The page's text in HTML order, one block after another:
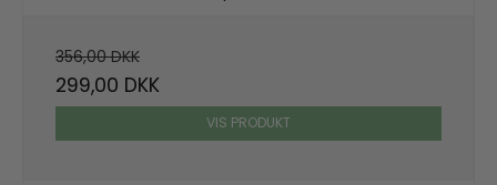
356,00 DKK
299,00 DKK
VIS PRODUKT